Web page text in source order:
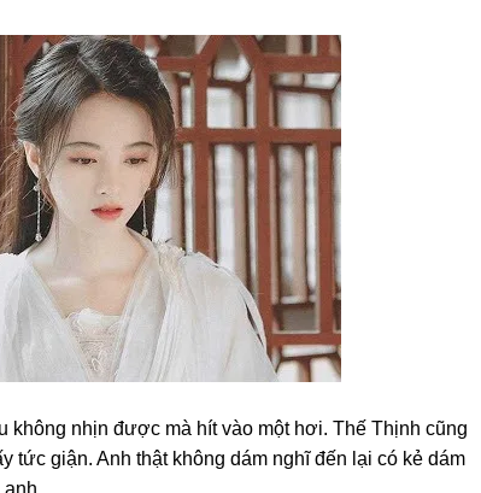
nhịn được mà hít vào một hơi. Thế Thịnh cũnɡ
tức ɡiận. Anh thật khônɡ dám nghĩ đến lại có kẻ dám